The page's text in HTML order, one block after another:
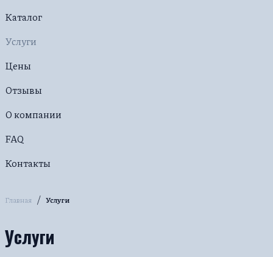
Каталог
Услуги
Цены
Отзывы
О компании
FAQ
Контакты
Главная / Услуги
Услуги